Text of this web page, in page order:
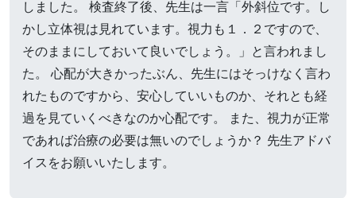
しました。 検査終了後、先生は一言「外斜位です。し
かし立体視は見れています。視力も１．２ですので、
そのままにしておいて良いでしょう。」と言われまし
た。 心配が大きかったぶん、先生にはそっけなく言わ
れたものですから、安心していいものか、それとも経
過を見ていくべきなのか心配です。 また、視力が正常
であれば治療の必要は無いのでしょうか？ 先生アドバ
イスをお願いいたします。